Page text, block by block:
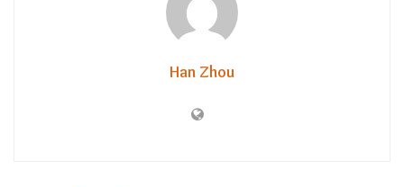
Han Zhou